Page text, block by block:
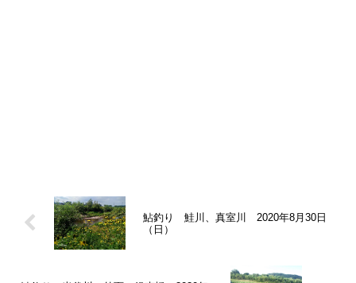
鮎釣り 鮭川、真室川 2020年8月30日
（日）